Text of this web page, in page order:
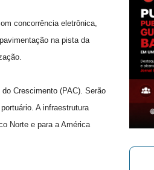
concorrência eletrônica,
na pista da
Crescimento (PAC). Serão
A infraestrutura
Norte e para a América